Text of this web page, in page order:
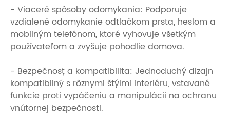
- Viaceré spôsoby odomykania: Podporuje
vzdialené odomykanie odtlačkom prsta, heslom a
mobilným telefónom, ktoré vyhovuje všetkým
používateľom a zvyšuje pohodlie domova.
- Bezpečnosť a kompatibilita: Jednoduchý dizajn
kompatibilný s rôznymi štýlmi interiéru, vstavané
funkcie proti vypáčeniu a manipulácii na ochranu
vnútornej bezpečnosti.